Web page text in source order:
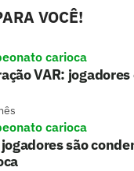
VOCÊ!
carioca
VAR:
carioca
são